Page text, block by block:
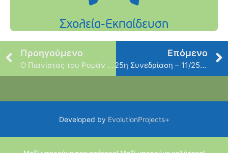
Προηγούμενο
Ο Πιανίστας του Ρομάν Πολάνσκι
Επόμενο
25η Συνεδρίαση – 11/25/2014
Developed by EvolutionProjects+